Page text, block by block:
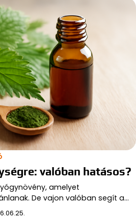
valóban hatásos?
amelyet
De vajon valóban segít a…